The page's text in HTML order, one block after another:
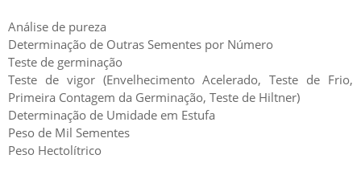
Análise de pureza
Determinação de Outras Sementes por Número
Teste de germinação
Teste de vigor (Envelhecimento Acelerado, Teste de Frio,
Primeira Contagem da Germinação, Teste de Hiltner)
Determinação de Umidade em Estufa
Peso de Mil Sementes
Peso Hectolítrico